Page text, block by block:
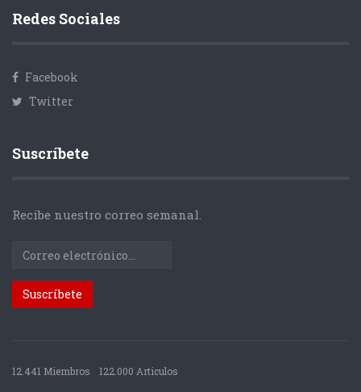
Redes Sociales
Facebook
Twitter
Suscríbete
Recibe nuestro correo semanal.
12.441 Miembros 122.000 Articulos